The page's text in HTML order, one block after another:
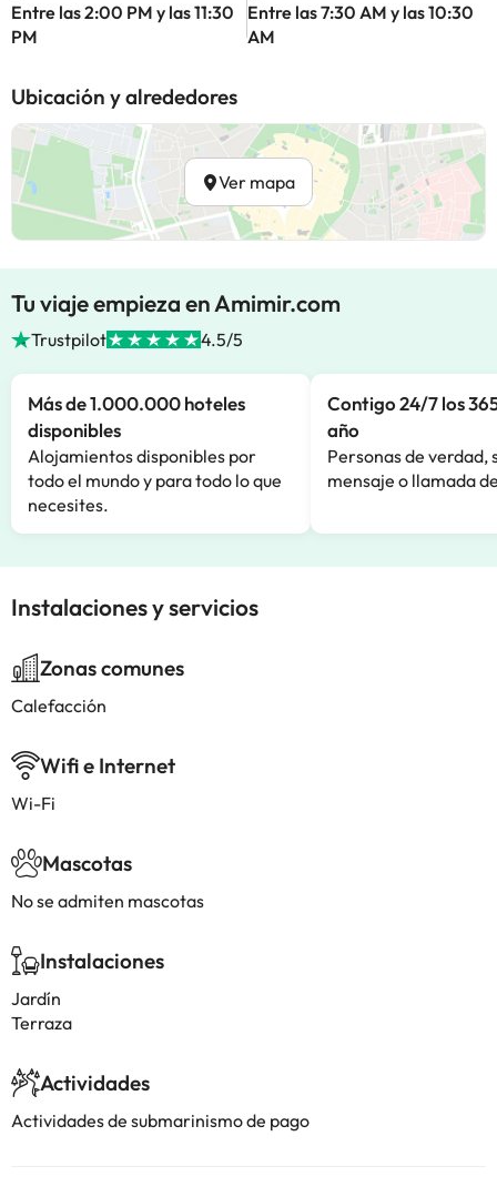
Entre las 2:00 PM y las 11:30
PM
Entre las 7:30 AM y las 10:30
AM
Ubicación y alrededores
Ver mapa
Tu viaje empieza en Amimir.com
Trustpilot 4.5/5
Más de 1.000.000 hoteles
disponibles
Alojamientos disponibles por
todo el mundo y para todo lo que
necesites.
Contigo 24/7 los
año
Personas de verdad,
mensaje o llamada
Instalaciones y servicios
Zonas comunes
Calefacción
Wifi e Internet
Wi-Fi
Mascotas
No se admiten mascotas
Instalaciones
Jardín
Terraza
Actividades
Actividades de submarinismo de pago